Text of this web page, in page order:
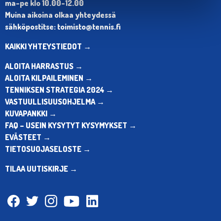
ma-pe klo 10.00-12.00
Muina aikoina olkaa yhteydessä
sähköpostitse: toimisto@tennis.fi
KAIKKI YHTEYSTIEDOT →
ALOITA HARRASTUS →
ALOITA KILPAILEMINEN →
TENNIKSEN STRATEGIA 2024 →
VASTUULLISUUSOHJELMA →
KUVAPANKKI →
FAQ – USEIN KYSYTYT KYSYMYKSET →
EVÄSTEET →
TIETOSUOJASELOSTE →
TILAA UUTISKIRJE →